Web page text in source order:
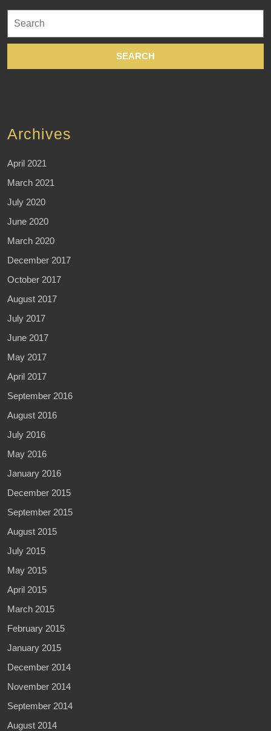
for:
Archives
April 2021
March 2021
July 2020
June 2020
March 2020
December 2017
October 2017
August 2017
July 2017
June 2017
May 2017
April 2017
September 2016
August 2016
July 2016
May 2016
January 2016
December 2015
September 2015
August 2015
July 2015
May 2015
April 2015
March 2015
February 2015
January 2015
December 2014
November 2014
September 2014
August 2014